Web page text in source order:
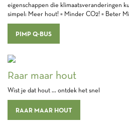
eigenschappen die klimaatsveranderingen
simpel: Meer hout! = Minder CO2! = Beter
PIMP Q-BUS
Raar maar hout
Wist je dat hout ... ontdek het snel
RAAR MAAR HOUT